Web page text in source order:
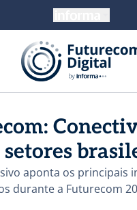
aponta os principais
durante a Futurecom